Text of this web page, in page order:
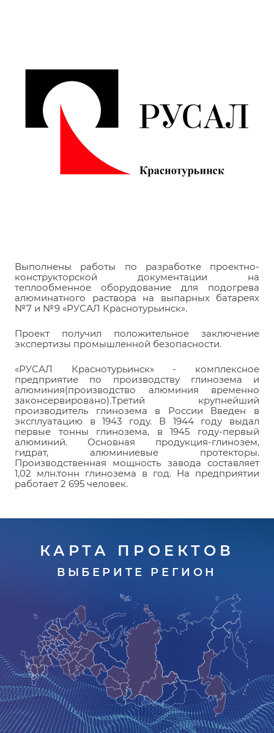
Выполнены работы по разработке проектно-
конструкторской документации на
теплообменное оборудование для подогрева
алюминатного раствора на выпарных батареях
№7 и №9 «РУСАЛ Краснотурьинск».
Проект получил положительное заключение
экспертизы промышленной безопасности.
«РУСАЛ Краснотурьинск» - комплексное
предприятие по производству глинозема и
алюминия(производство алюминия временно
законсервировано).Третий крупнейший
производитель глинозема в России Введен в
эксплуатацию в 1943 году. В 1944 году выдал
первые тонны глинозема, в 1945 году-первый
алюминий. Основная продукция-глинозем,
гидрат, алюминиевые протекторы.
Производственная мощность завода составляет
1,02 млн.тонн глинозема в год. На предприятии
работает 2 695 человек.
КАРТА ПРОЕКТОВ
ВЫБЕРИТЕ РЕГИОН